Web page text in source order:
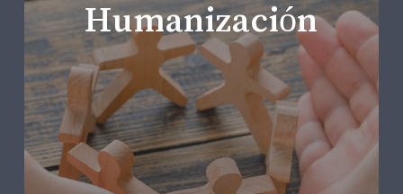
Humanización